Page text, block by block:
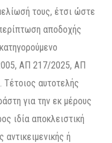
τους, έτσι ώστε
αποδοχής
ΑΠ 217/2025, ΑΠ
αυτοτελής
για την εκ μέρους
ιδία αποκλειστική
ή